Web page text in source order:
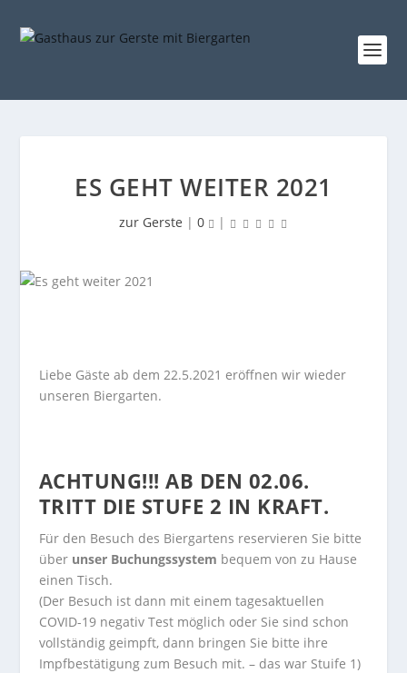
ES GEHT WEITER 2021
zur Gerste | 0 |
Liebe Gäste ab dem 22.5.2021 eröffnen wir wieder
unseren Biergarten.
ACHTUNG!!! AB DEN 02.06.
TRITT DIE STUFE 2 IN KRAFT.
Für den Besuch des Biergartens reservieren Sie bitte
über unser Buchungssystem bequem von zu Hause
einen Tisch.
(Der Besuch ist dann mit einem tagesaktuellen
COVID-19 negativ Test möglich oder Sie sind schon
vollständig geimpft, dann bringen Sie bitte ihre
Impfbestätigung zum Besuch mit. – das war Stuife 1)